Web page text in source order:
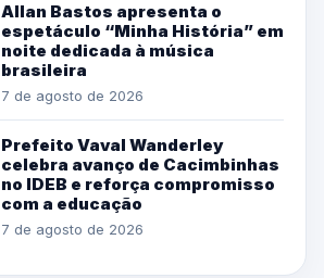
Allan Bastos apresenta o
espetáculo “Minha História” em
noite dedicada à música
brasileira
7 de agosto de 2026
Prefeito Vaval Wanderley
celebra avanço de Cacimbinhas
no IDEB e reforça compromisso
com a educação
7 de agosto de 2026